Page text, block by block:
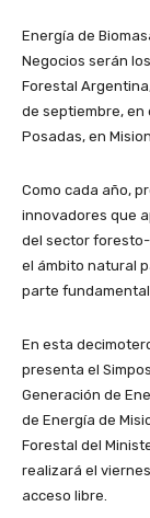
Energía de
Negocios serán
Forestal
de septiembre, en
Posadas, en
Como cada año,
innovadores que
del sector
el ámbito natural
parte
En esta
presenta el
Generación de
de Energía de
Forestal del
realizará el
acceso libre.